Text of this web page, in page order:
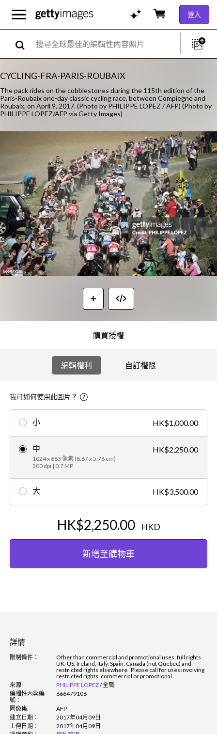
登入
CYCLING-FRA-PARIS-ROUBAIX
The pack rides on the cobblestones during the 115th edition of the
Paris-Roubaix one-day classic cycling race, between Compiegne and
Roubaix, on April 9, 2017. (Photo by PHILIPPE LOPEZ / AFP) (Photo by
PHILIPPE LOPEZ/AFP via Getty Images)
購買授權
編輯權利 自訂權限
我可如何使用此圖片？
小 HK$1,000.00
中
1024 x 683 像素 (8.67 x 5.78 cm)
300 dpi | 0.7 MP
HK$2,250.00
大 HK$3,500.00
HK$2,250.00 HKD
新增至購物車
詳情
限制條件：
Other than commercial and promotional uses, full rights
UK, US, Ireland, Italy, Spain, Canada (not Quebec) and
restricted rights elsewhere. Please call for uses involving
restricted rights, commercial or promotional.
來源:
PHILIPPE LOPEZ/全職
編輯性內容編
號：
666479106
圖像集:
AFP
建立日期：
2017年04月09日
上傳日期：
2017年04月09日